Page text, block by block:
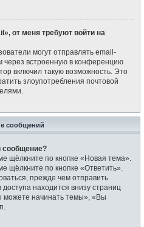
от меня требуют войти на
могут отправлять email-
через встроенную в конференцию
включил такую возможность. Это
злоупотребления почтовой
сообщений
сообщение?
щёлкните по кнопке «Новая тема».
щёлкните по кнопке «Ответить».
прежде чем отправить
находится внизу страниц
начинать темы», «Вы